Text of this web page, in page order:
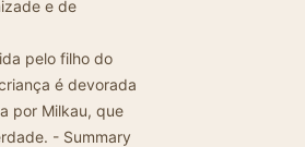
e de
pelo filho do
é devorada
por Milkau, que
- Summary